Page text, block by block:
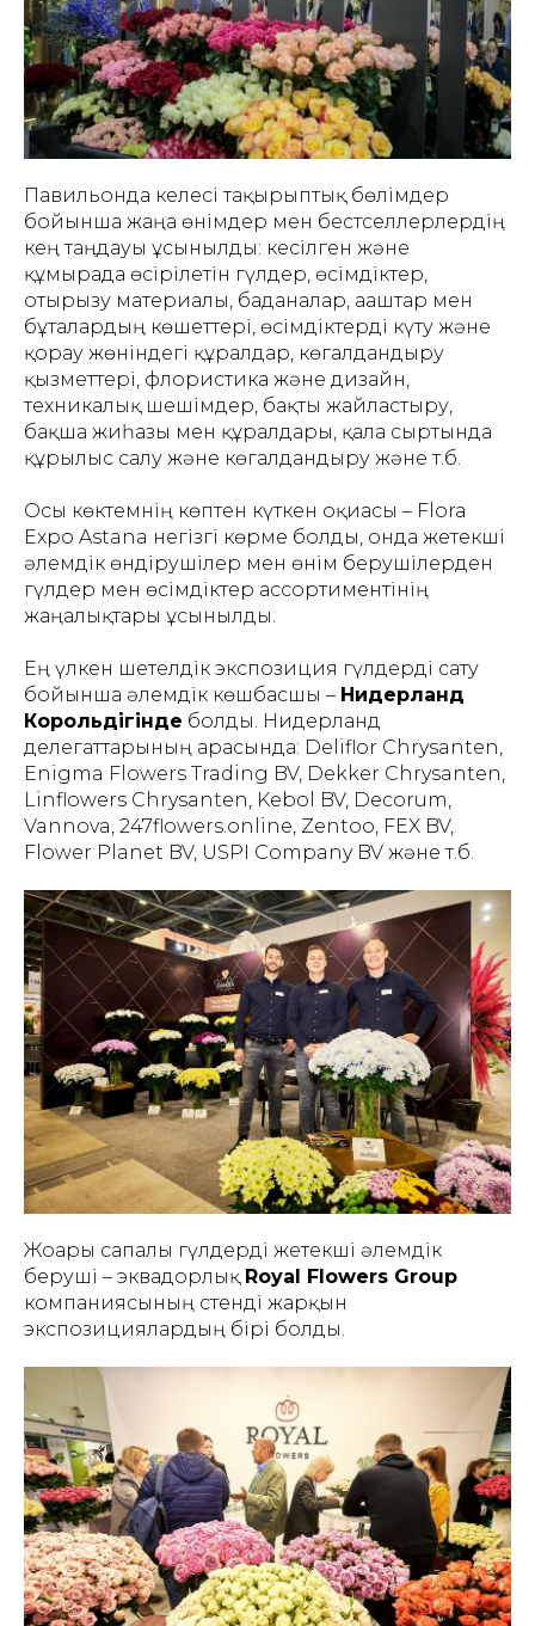
Павильонда келесі тақырыптық бөлімдер
бойынша жаңа өнімдер мен бестселлерлердің
кең таңдауы ұсынылды: кесілген және
құмырада өсірілетін гүлдер, өсімдіктер,
отырғызу материалы, баданалар, ағаштар мен
бұталардың көшеттері, өсімдіктерді күту және
қорғау жөніндегі құралдар, көгалдандыру
қызметтері, флористика және дизайн,
техникалық шешімдер, бақты жайластыру,
бақша жиһазы мен құралдары, қала сыртында
құрылыс салу және көгалдандыру және т.б.
Осы көктемнің көптен күткен оқиғасы – Flora
Expo Astana негізгі көрме болды, онда жетекші
әлемдік өндірушілер мен өнім берушілерден
гүлдер мен өсімдіктер ассортиментінің
жаңалықтары ұсынылды.
Ең үлкен шетелдік экспозиция гүлдерді сату
бойынша әлемдік көшбасшы – Нидерланд
Корольдігінде болды. Нидерланд
делегаттарының арасында: Deliflor Chrysanten,
Enigma Flowers Trading BV, Dekker Chrysanten,
Linflowers Chrysanten, Kebol BV, Decorum,
Vannova, 247flowers.online, Zentoo, FEX BV,
Flower Planet BV, USPI Company BV және т.б.
Жоғары сапалы гүлдерді жетекші әлемдік
беруші – эквадорлық Royal Flowers Group
компаниясының стенді жарқын
экспозициялардың бірі болды.